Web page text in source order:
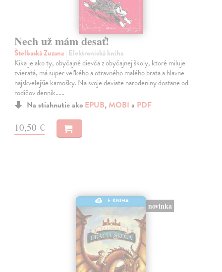
Nech už mám desať!
Štelbaská Zuzana| Elektronická kniha
Kika je ako ty, obyčajné dievča z obyčajnej školy, ktoré miluje
zvieratá, má super veľkého a otravného malého brata a hlavne
najskvelejšie kamošky. Na svoje deviate narodeniny dostane od
rodičov denník...…
Na stiahnutie ako EPUB, MOBI a PDF
10,50 €
E-KNIHA
novinka